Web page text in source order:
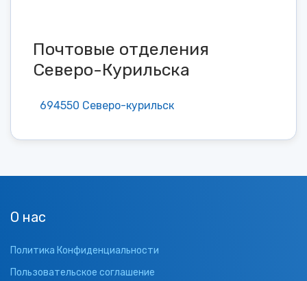
Почтовые отделения
Северо-Курильска
694550 Северо-курильск
О нас
Политика Конфиденциальности
Пользовательское соглашение